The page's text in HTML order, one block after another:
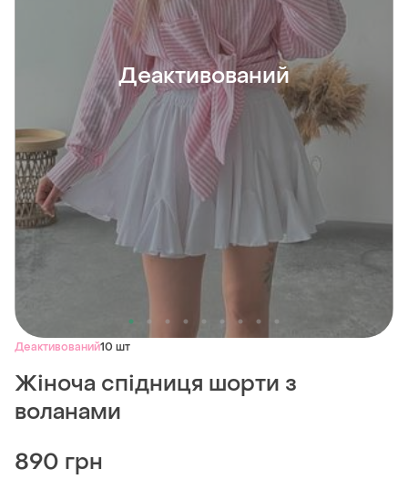
Деактивований
Деактивований10 шт
Жіноча спідниця шорти з
воланами
890 грн